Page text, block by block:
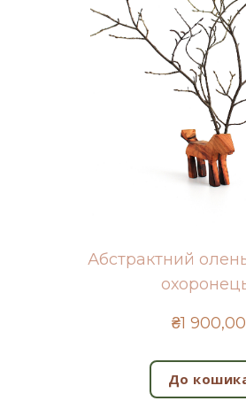
Абстрактний
₴1 900,00
До